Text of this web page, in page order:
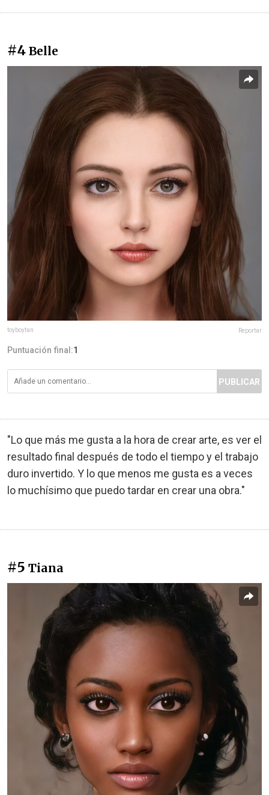
#4 Belle
toyboyfan Reportar
Puntuación final:1
PUBLICAR
"Lo que más me gusta a la hora de crear arte, es ver el
resultado final después de todo el tiempo y el trabajo
duro invertido. Y lo que menos me gusta es a veces
lo muchísimo que puedo tardar en crear una obra."
#5 Tiana